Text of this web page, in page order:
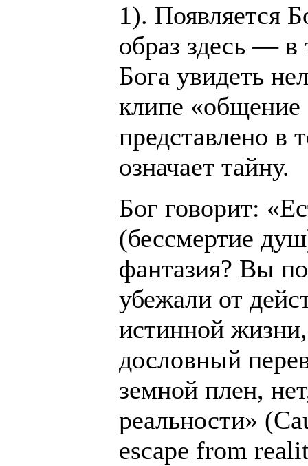
1). Появляется
образ здесь — в
Бога увидеть
клипе «общение
представлено в
означает тайну.
Бог говорит:
(бессмертие
фантазия? Вы
убежали от
истинной
дословный
земной плен,
реальности»
escape from